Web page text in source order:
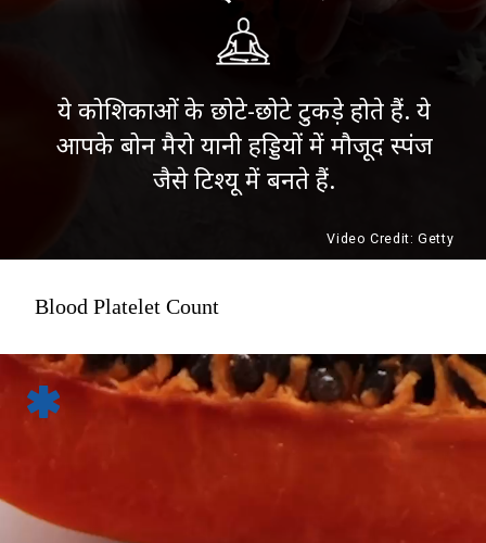
ये कोशिकाओं के छोटे-छोटे टुकड़े होते हैं. ये
आपके बोन मैरो यानी हड्डियों में मौजूद स्पंज
जैसे टिश्यू में बनते हैं.
Video Credit: Getty
Blood Platelet Count